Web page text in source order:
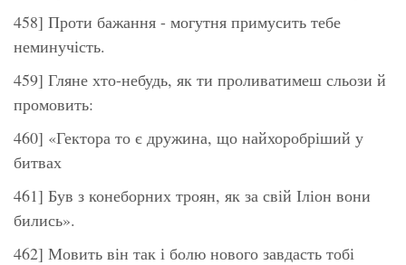
458] Проти бажання - могутня примусить тебе
неминучість.
459] Гляне хто-небудь, як ти проливатимеш сльози й
промовить:
460] «Гектора то є дружина, що найхоробріший у
битвах
461] Був з конеборних троян, як за свій Іліон вони
бились».
462] Мовить він так і болю нового завдасть тобі